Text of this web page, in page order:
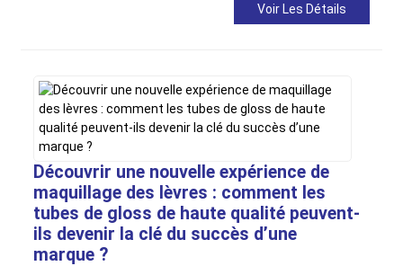
Voir Les Détails
Découvrir une nouvelle expérience de
maquillage des lèvres : comment les
tubes de gloss de haute qualité peuvent-
ils devenir la clé du succès d’une
marque ?